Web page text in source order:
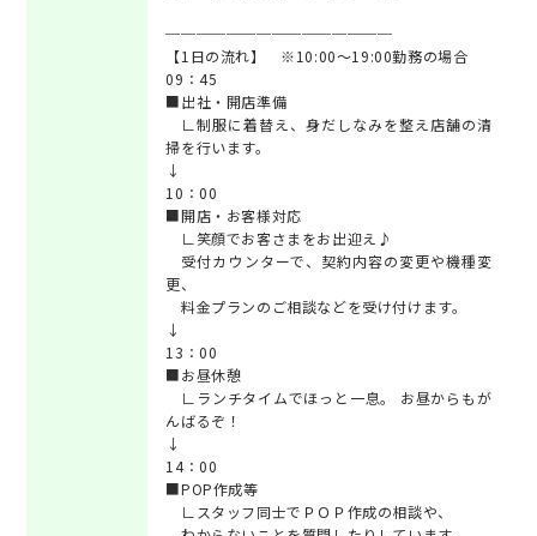
───────────────
【1日の流れ】 ※10:00～19:00勤務の場合
09：45
■出社・開店準備
∟制服に着替え、身だしなみを整え店舗の清
掃を行います。
↓
10：00
■開店・お客様対応
∟笑顔でお客さまをお出迎え♪
受付カウンターで、契約内容の変更や機種変
更、
料金プランのご相談などを受け付けます。
↓
13：00
■お昼休憩
∟ランチタイムでほっと一息。 お昼からもが
んばるぞ！
↓
14：00
■POP作成等
∟スタッフ同士でＰＯＰ作成の相談や、